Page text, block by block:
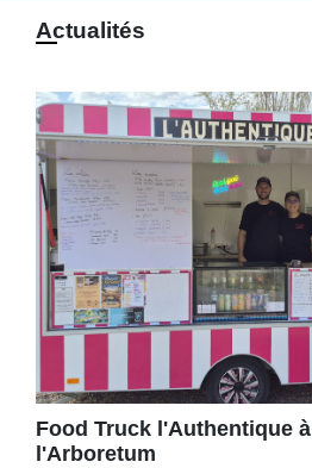
Actualités
Food Truck l'Authentique à
l'Arboretum